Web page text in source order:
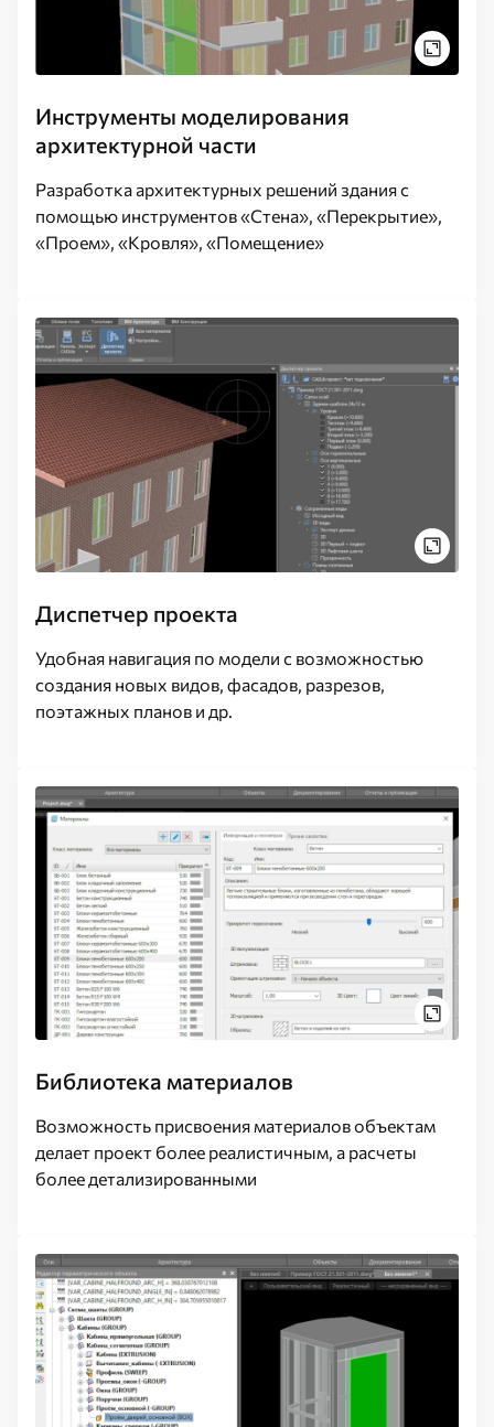
Инструменты моделирования
архитектурной части
Разработка архитектурных решений здания с
помощью инструментов «Стена», «Перекрытие»,
«Проем», «Кровля», «Помещение»
Диспетчер проекта
Удобная навигация по модели с возможностью
создания новых видов, фасадов, разрезов,
поэтажных планов и др.
Библиотека материалов
Возможность присвоения материалов объектам
делает проект более реалистичным, а расчеты
более детализированными